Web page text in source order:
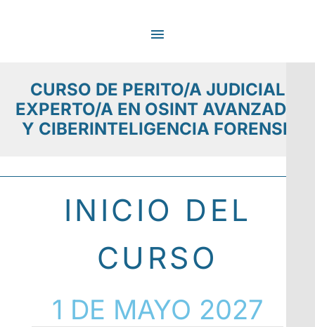
CURSO DE PERITO/A JUDICIAL
EXPERTO/A EN OSINT AVANZADO
Y CIBERINTELIGENCIA FORENSE
INICIO DEL
CURSO
1 DE MAYO 2027